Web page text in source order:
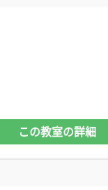
この教室の詳細